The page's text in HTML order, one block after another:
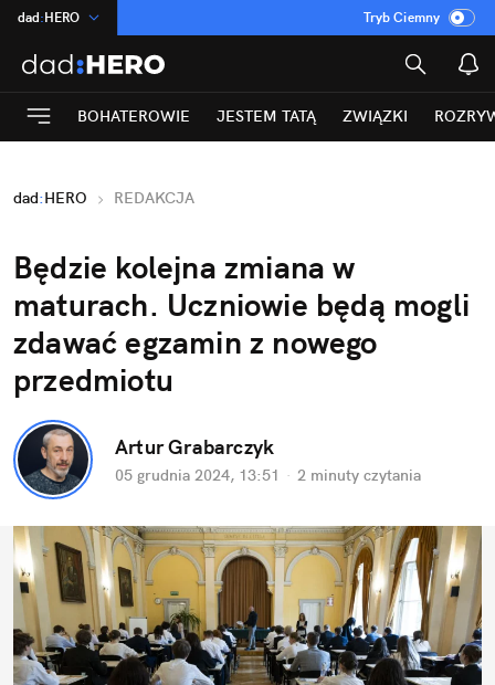
dad:HERO
:Temat
INN:Poland
ASZ:dziennik
Rozrywka
Tryb Ciemny
BOHATEROWIE JESTEM TATĄ ZWIĄZKI
dad:HERO REDAKCJA
Będzie kolejna zmiana w
maturach. Uczniowie będą mogli
zdawać egzamin z nowego
przedmiotu
Artur Grabarczyk
05 grudnia 2024, 13:51 · 2 minuty czytania